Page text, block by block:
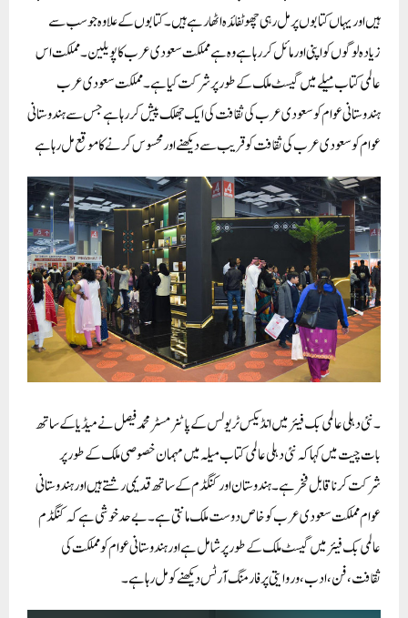
ہیں اور یہاں کتابوں پر مل رہی چھوٹفائدہ اٹھارہے ہیں۔کتابوں کے علاوہ جو سب سے
زیادہ لوگوں کو اپنی اور مائل کر رہا ہے وہ ہے مملکت سعودی عرب کا پویلین۔مملکت اس
عالمی کتاب میلے میں گیسٹ ملک کے طور پر شرکت کیا ہے۔ مملکت سعودی عرب
ہندوستانی عوام کو سعودی عرب کی ثقافت کی ایک جھلک پیش کررہا ہے جس سے ہندوستانی
عوام کو سعودی عرب کی ثقافت کو قریب سے دیکھنے اور محسوس کرنے کا موقع مل رہا ہے
۔نئی دہلی عالمی بک فیئر میں انڈیکس ٹریولس کے پاٹنر مسٹرمحمد فیصل نے میڈیا کے ساتھ
بات چیت میں کہا کہ نئی دہلی عالمی کتاب میلہ میں مہمان خصوصی ملک کے طور پر
شرکت کرنا قابل فخر ہے۔ہندوستان اور کنگڈم کے ساتھ قدیمی رشتے ہیں اور ہندوستانی
عوام مملکت سعودی عرب کو خاص دوست ملک مانتی ہے۔بے حد خوشی ہے کہ کنگڈم
عالمی بک فیئر میں گیسٹ ملک کے طور پر شامل ہے اور ہندوستانی عوام کو مملکت کی
ثقافت،فن،ادب،و روایتی پرفارمنگ آرٹس دیکھنے کو مل رہا ہے۔